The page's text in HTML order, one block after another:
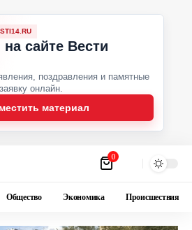
сайте Вести
поздравления и памятные
онлайн.
материал
0
Общество Экономика Происшествия